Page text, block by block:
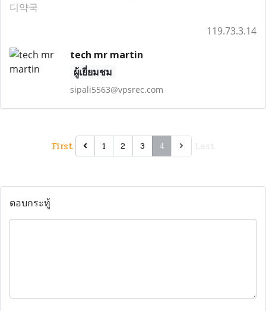
디약국
119.73.3.14
tech mr martin
ผู้เยี่ยมชม
sipali5563@vpsrec.com
First 1 2 3 4
ตอบกระทู้